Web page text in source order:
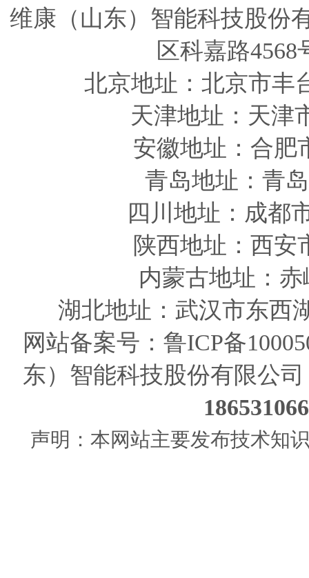
维康（山东）智能科技股
区科嘉路
北京地址：北京市丰
天津地址 ：天津
安徽地址 ：合
青岛地址 ：青
四川 地址 ：成都
陕西地址 ：西
内蒙古地址：
湖北地址：武汉市东西
网站备案号： 鲁ICP备
东）智能科技股份有限公司
声明：本网站主要发布技术知